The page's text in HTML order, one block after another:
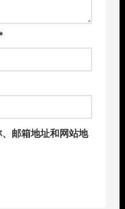
邮箱地址和网站地